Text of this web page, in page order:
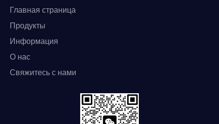
Главная страница
Продукты
Информация
О нас
Свяжитесь с нами